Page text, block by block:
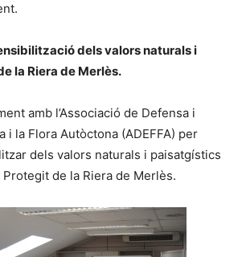
dels valors naturals i
la Riera de Merlès.
amb l’Associació de Defensa i
i la Flora Autòctona (ADEFFA) per
dels valors naturals i paisatgístics
Protegit de la Riera de Merlès.